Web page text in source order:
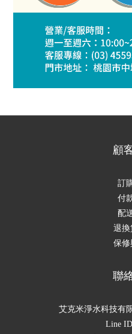
顧
訂
付
配
退換
保修
聯
艾克米淨水科技有
Line